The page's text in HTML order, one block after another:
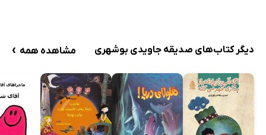
دیگر کتاب‌های صدیقه جاویدی بوشهری مشاهده همه ›